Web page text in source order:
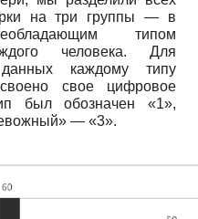
на три группы — в
типом
человека. Для
каждому типу
свое цифровое
был обозначен «1»,
— «3».